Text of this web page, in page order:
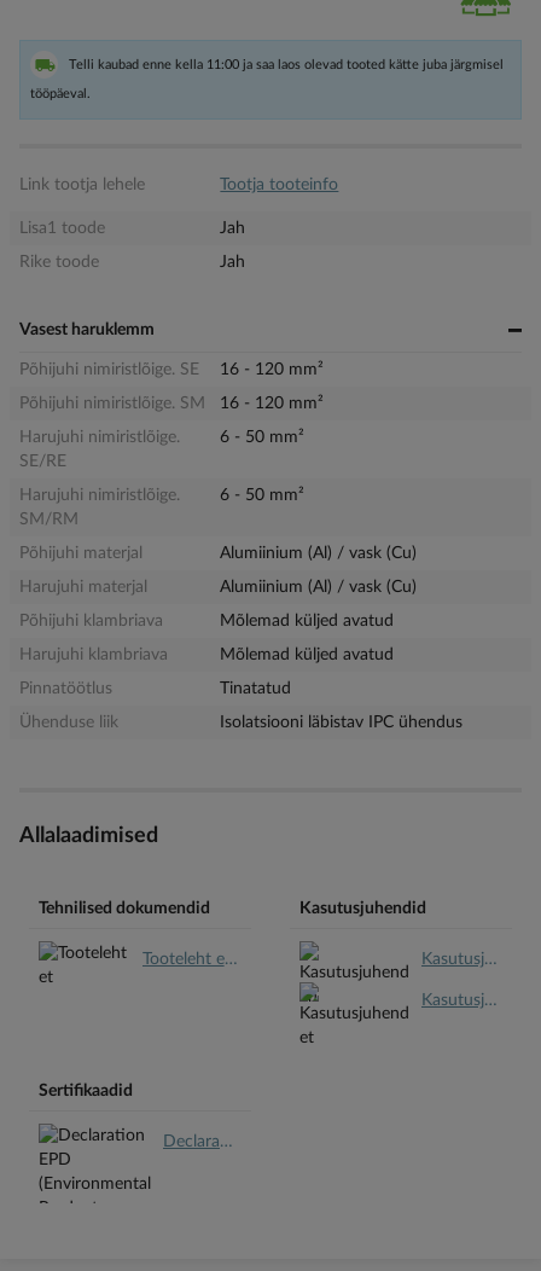
Telli kaubad enne kella 11:00 ja saa laos olevad tooted kätte juba järgmisel
tööpäeval.
Link tootja lehele Tootja tooteinfo
Lisa1 toode
Jah
Rike toode
Jah
Vasest haruklemm
Põhijuhi nimiristlõige. SE
16 - 120 mm²
Põhijuhi nimiristlõige. SM
16 - 120 mm²
Harujuhi nimiristlõige.
SE/RE
6 - 50 mm²
Harujuhi nimiristlõige.
SM/RM
6 - 50 mm²
Põhijuhi materjal
Alumiinium (Al) / vask (Cu)
Harujuhi materjal
Alumiinium (Al) / vask (Cu)
Põhijuhi klambriava
Mõlemad küljed avatud
Harujuhi klambriava
Mõlemad küljed avatud
Pinnatöötlus
Tinatatud
Ühenduse liik
Isolatsiooni läbistav IPC ühendus
Allalaadimised
Tehnilised dokumendid
Tooteleht et.pdf
Kasutusjuhendid
Kasutusjuhend en.pdf
Kasutusjuhend et.pdf
Sertifikaadid
Declaration EPD (Environmental Product Declaration) et.pdf